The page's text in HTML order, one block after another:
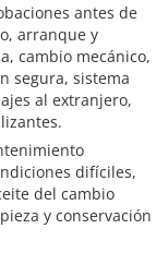
antes de
arranque y
cambio mecánico,
segura, sistema
al extranjero,
difíciles,
del cambio
y conservación